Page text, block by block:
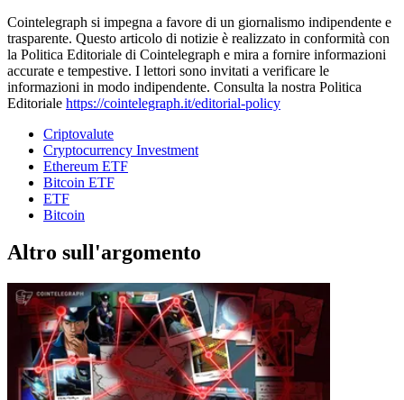
Cointelegraph si impegna a favore di un giornalismo indipendente e
trasparente. Questo articolo di notizie è realizzato in conformità con
la Politica Editoriale di Cointelegraph e mira a fornire informazioni
accurate e tempestive. I lettori sono invitati a verificare le
informazioni in modo indipendente. Consulta la nostra Politica
Editoriale https://cointelegraph.it/editorial-policy
Criptovalute
Cryptocurrency Investment
Ethereum ETF
Bitcoin ETF
ETF
Bitcoin
Altro sull'argomento